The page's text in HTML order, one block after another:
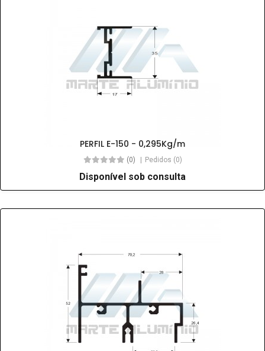
PERFIL E-150 - 0,295Kg/m
(0) Pedidos (0)
Disponível sob consulta